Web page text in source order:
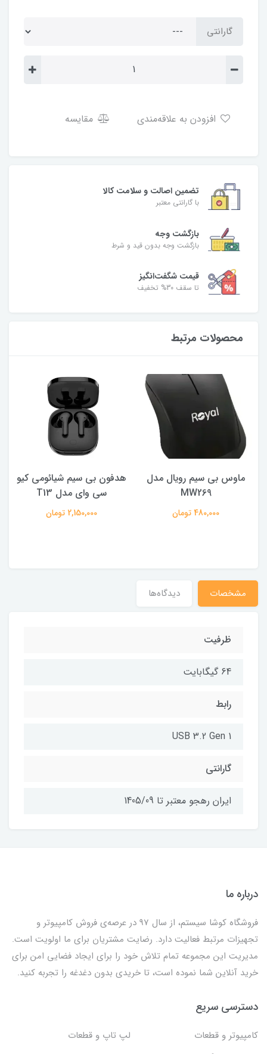
گارانتی
مقایسه
تضمین اصالت و سلامت کالا
با گارانتی معتبر
بازگشت وجه
بازگشت وجه بدون قید و شرط
قیمت شگفت‌انگیز
تا سقف 30% تخفیف
محصولات مرتبط
ماوس بی سیم رویال مدل
MW269
480,000 تومان
هدفون بی سیم شیائومی کیو
سی وای مدل T13
2,150,000 تومان
مشخصات دیدگاه‌ها
ظرفیت
64 گیگابایت
رابط
USB 3.2 Gen 1
گارانتی
ایران رهجو معتبر تا 1405/09
درباره ما
فروشگاه کوشا سیستم، از سال 97 در عرصه‌ی فروش کامپیوتر و
تجهیزات مرتبط فعالیت دارد. رضایت مشتریان برای ما اولویت است.
مدیریت این مجموعه تمام تلاش خود را برای ایجاد فضایی امن برای
خرید آنلاین شما نموده است، تا خریدی بدون دغدغه را تجربه کنید.
دسترسی سریع
کامپیوتر و قطعات
لپ تاپ و قطعات